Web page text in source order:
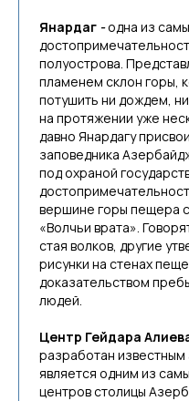
Янардаг -одна из
полуострова.
пламенем склон горы,
потушить ни дождем,
на протяжении уже
давно Янардагу
заповедника
под охраной
вершине горы пещера
«Волчьи врата».
стая волков, другие
рисунки на стенах
доказательством
людей.
Центр Гейдара
разработан известным
является одним из
центров столицы